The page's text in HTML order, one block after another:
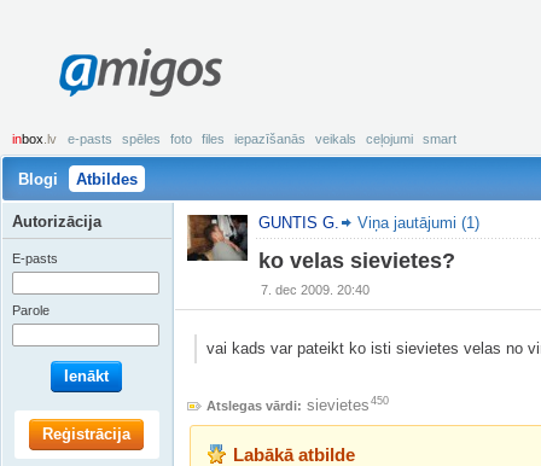
amigos
inbox .lv e-pasts spēles foto files iepazīšanās veikals ceļojumi smart
Blogi Atbildes
GUNTIS G. Viņa jautājumi (1)
ko velas sievietes?
7. dec 2009. 20:40
vai kads var pateikt ko isti sievietes velas no
Atslegas vārdi: sievietes 450
Labākā atbilde
Autorizācija
E-pasts
Parole
Ienākt
Reģistrācija